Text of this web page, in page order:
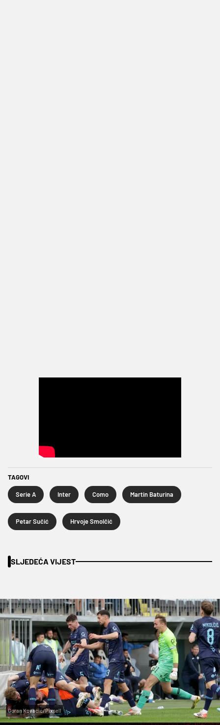
TAGOVI
Serie A Inter Como Martin Baturina
Petar Sučić Hrvoje Smolčić
SLJEDEĆA VIJEST
Goran Kovacic/Pixsell